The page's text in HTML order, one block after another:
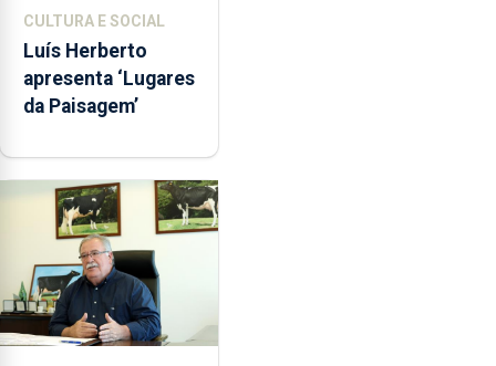
CULTURA E SOCIAL
Luís Herberto
apresenta ‘Lugares
da Paisagem’